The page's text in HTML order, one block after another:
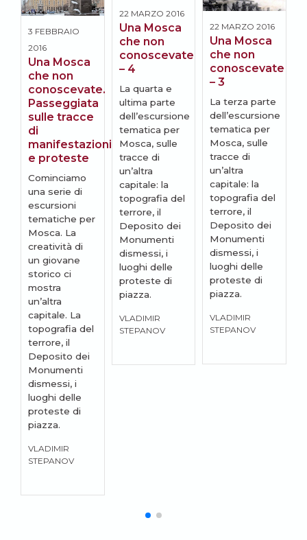
3 FEBBRAIO
2016
Una Mosca
che non
conoscevate.
Passeggiata
sulle tracce
di
manifestazioni
e proteste
Cominciamo
una serie di
escursioni
tematiche per
Mosca. La
creatività di
un giovane
storico ci
mostra
un’altra
capitale. La
topografia del
terrore, il
Deposito dei
Monumenti
dismessi, i
luoghi delle
proteste di
piazza.
VLADIMIR
STEPANOV
22 MARZO 2016
Una Mosca
che non
conoscevate
– 4
La quarta e
ultima parte
dell’escursione
tematica per
Mosca, sulle
tracce di
un’altra
capitale: la
topografia del
terrore, il
Deposito dei
Monumenti
dismessi, i
luoghi delle
proteste di
piazza.
VLADIMIR
STEPANOV
22 MARZO 2016
Una Mosca
che non
conoscevate
– 3
La terza parte
dell’escursione
tematica per
Mosca, sulle
tracce di
un’altra
capitale: la
topografia del
terrore, il
Deposito dei
Monumenti
dismessi, i
luoghi delle
proteste di
piazza.
VLADIMIR
STEPANOV